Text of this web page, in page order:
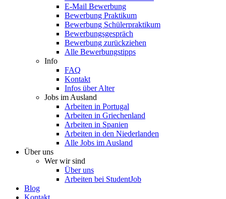
E-Mail Bewerbung
Bewerbung Praktikum
Bewerbung Schülerpraktikum
Bewerbungsgespräch
Bewerbung zurückziehen
Alle Bewerbungstipps
Info
FAQ
Kontakt
Infos über Alter
Jobs im Ausland
Arbeiten in Portugal
Arbeiten in Griechenland
Arbeiten in Spanien
Arbeiten in den Niederlanden
Alle Jobs im Ausland
Über uns
Wer wir sind
Über uns
Arbeiten bei StudentJob
Blog
Kontakt